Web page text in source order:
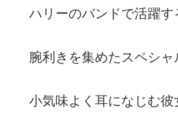
ハリーのバンドで活躍
腕利きを集めたスペシ
小気味よく耳になじむ